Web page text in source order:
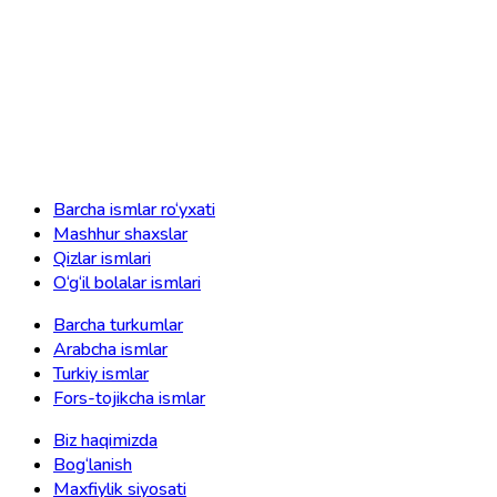
Barcha ismlar ro‘yxati
Mashhur shaxslar
Qizlar ismlari
O‘g‘il bolalar ismlari
Barcha turkumlar
Arabcha ismlar
Turkiy ismlar
Fors-tojikcha ismlar
Biz haqimizda
Bog‘lanish
Maxfiylik siyosati